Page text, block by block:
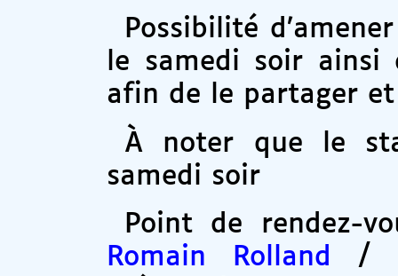
Possibilité
le samedi soir ainsi
afin de le partager
À noter que le
samedi soir
Point de rendez-
Romain Rolland
/